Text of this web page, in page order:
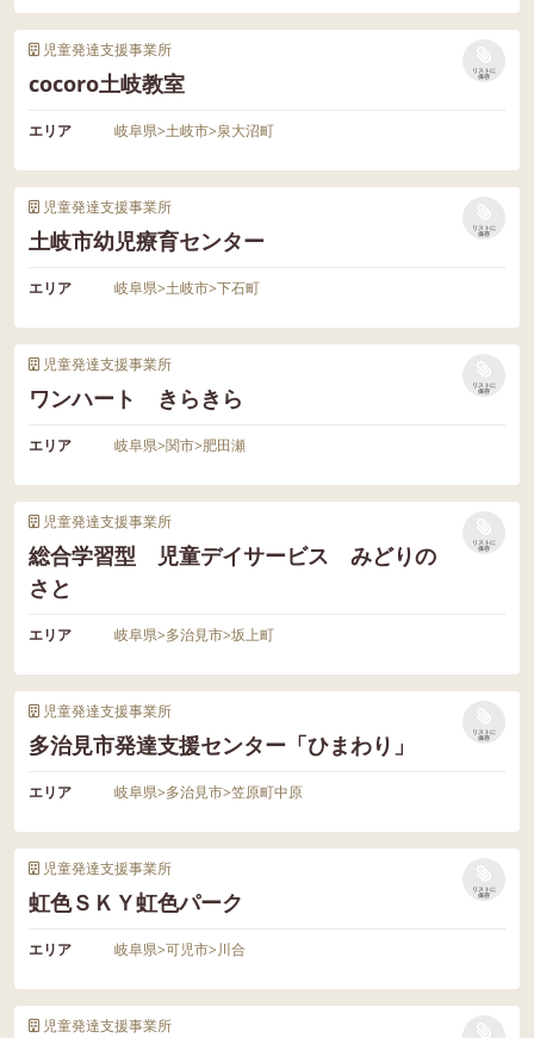
児童発達支援事業所
cocoro土岐教室
リストに
保存
エリア 岐阜県>土岐市>泉大沼町
児童発達支援事業所
土岐市幼児療育センター
リストに
保存
エリア 岐阜県>土岐市>下石町
児童発達支援事業所
ワンハート きらきら
リストに
保存
エリア 岐阜県>関市>肥田瀬
児童発達支援事業所
総合学習型 児童デイサービス みどりの
さと
リストに
保存
エリア 岐阜県>多治見市>坂上町
児童発達支援事業所
多治見市発達支援センター「ひまわり」
リストに
保存
エリア 岐阜県>多治見市>笠原町中原
児童発達支援事業所
虹色ＳＫＹ虹色パーク
リストに
保存
エリア 岐阜県>可児市>川合
児童発達支援事業所